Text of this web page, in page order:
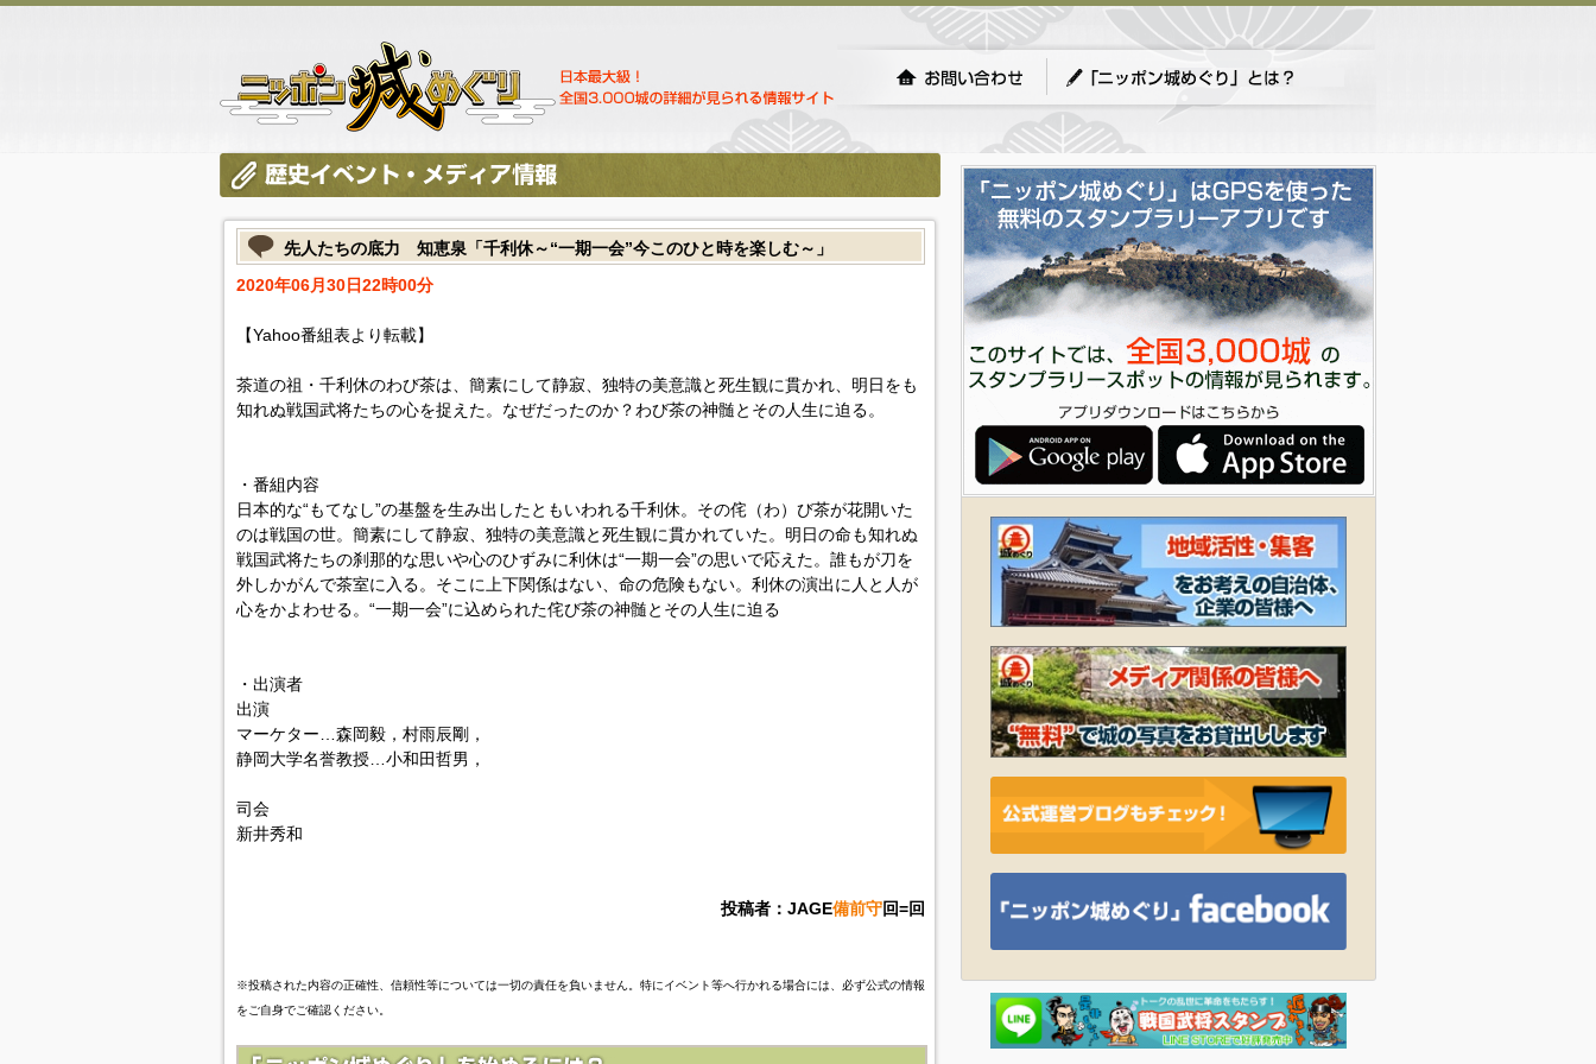
先人たちの底力 知恵泉「千利休～“一期一会”今このひと時を楽しむ～」
2020年06月30日22時00分
【Yahoo番組表より転載】
茶道の祖・千利休のわび茶は、簡素にして静寂、独特の美意識と死生観に貫かれ、明日をも
知れぬ戦国武将たちの心を捉えた。なぜだったのか？わび茶の神髄とその人生に迫る。
・番組内容
日本的な“もてなし”の基盤を生み出したともいわれる千利休。その侘（わ）び茶が花開いた
のは戦国の世。簡素にして静寂、独特の美意識と死生観に貫かれていた。明日の命も知れぬ
戦国武将たちの刹那的な思いや心のひずみに利休は“一期一会”の思いで応えた。誰もが刀を
外しかがんで茶室に入る。そこに上下関係はない、命の危険もない。利休の演出に人と人が
心をかよわせる。“一期一会”に込められた侘び茶の神髄とその人生に迫る
・出演者
出演
マーケター…森岡毅，村雨辰剛，
静岡大学名誉教授…小和田哲男，
司会
新井秀和
投稿者：JAGE備前守回=回
※投稿された内容の正確性、信頼性等については一切の責任を負いません。特にイベント等へ行かれる場合には、必ず公式の情報
をご自身でご確認ください。